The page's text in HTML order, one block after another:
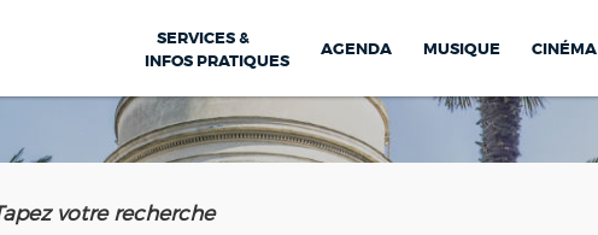
SERVICES &
INFOS PRATIQUES
AGENDA MUSIQUE CINÉMA